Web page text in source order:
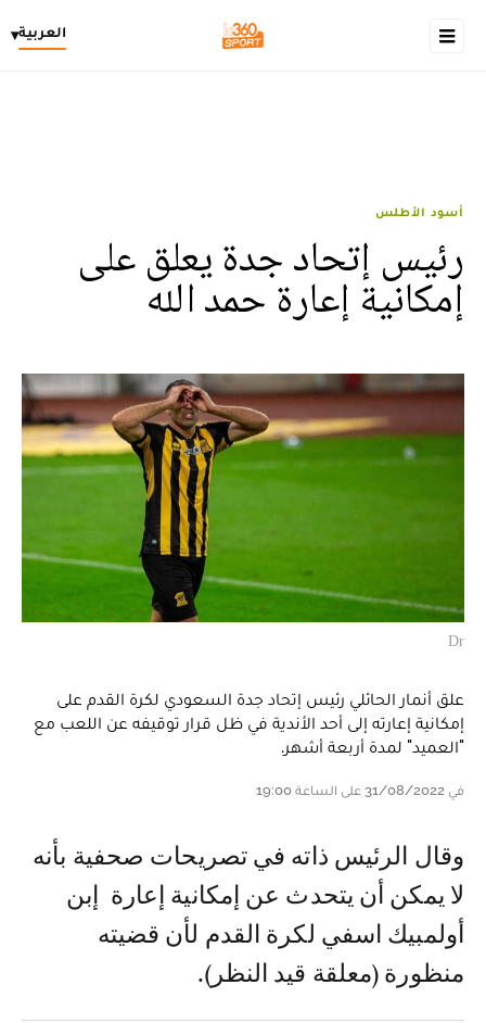
العربية▾
أسود الأطلس
رئيس إتحاد جدة يعلق على
إمكانية إعارة حمد الله
Dr
علق أنمار الحائلي رئيس إتحاد جدة السعودي لكرة القدم على
إمكانية إعارته إلى أحد الأندية في ظل قرار توقيفه عن اللعب مع
"العميد" لمدة أربعة أشهر.
في 31/08/2022 على الساعة 19:00
وقال الرئيس ذاته في تصريحات صحفية بأنه
لا يمكن أن يتحدث عن إمكانية إعارة إبن
أولمبيك اسفي لكرة القدم لأن قضيته
منظورة (معلقة قيد النظر).